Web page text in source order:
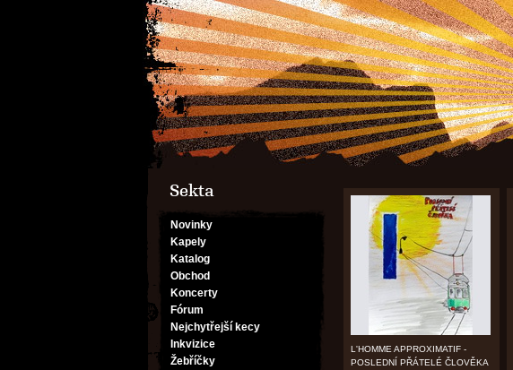
Sekta
Novinky
Kapely
Katalog
Obchod
Koncerty
Fórum
Nejchytřejší kecy
Inkvizice
Žebříčky
L'HOMME APPROXIMATIF -
POSLEDNÍ PŘÁTELÉ ČLOVĚKA